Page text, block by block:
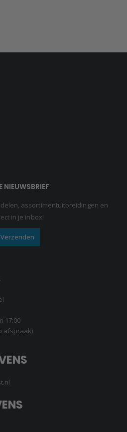
NIEUWSBRIEF
assortimentuitbreidingen en
in je inbox!
17:00
afspraak)